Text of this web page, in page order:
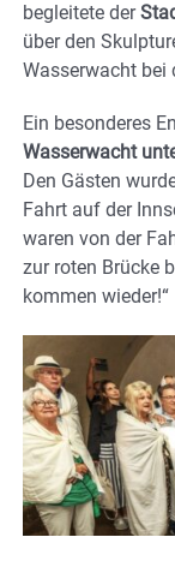
begleitete der
über den
Wasserwacht bei
Ein besonderes
Wasserwacht
Den Gästen
Fahrt auf der
waren von der
zur roten Brücke
kommen wieder!“